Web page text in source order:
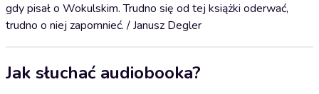
gdy pisał o Wokulskim. Trudno się od tej książki oderwać,
trudno o niej zapomnieć. / Janusz Degler
Jak słuchać audiobooka?